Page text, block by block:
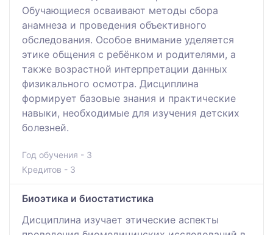
Обучающиеся осваивают методы сбора
анамнеза и проведения объективного
обследования. Особое внимание уделяется
этике общения с ребёнком и родителями, а
также возрастной интерпретации данных
физикального осмотра. Дисциплина
формирует базовые знания и практические
навыки, необходимые для изучения детских
болезней.
Год обучения - 3
Кредитов - 3
Биоэтика и биостатистика
Дисциплина изучает этические аспекты